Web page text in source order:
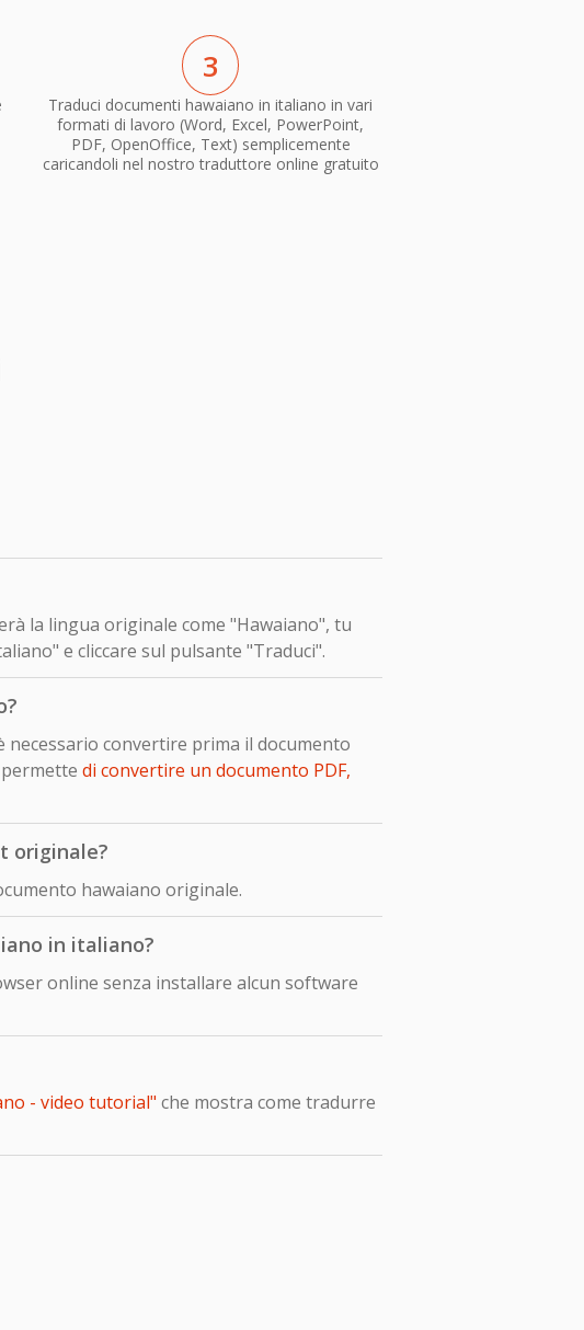
3
Traduci documenti hawaiano in italiano in vari
formati di lavoro (Word, Excel, PowerPoint,
PDF, OpenOffice, Text) semplicemente
caricandoli nel nostro traduttore online gratuito
la lingua originale come "Hawaiano", tu
e cliccare sul pulsante "Traduci".
convertire prima il documento
di convertire un documento PDF,
originale?
hawaiano originale.
in italiano?
online senza installare alcun software
- video tutorial" che mostra come tradurre